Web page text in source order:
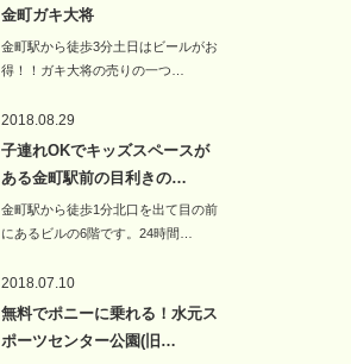
金町ガキ大将
金町駅から徒歩3分土日はビールがお
得！！ガキ大将の売りの一つ…
2018.08.29
子連れOKでキッズスペースが
ある金町駅前の目利きの…
金町駅から徒歩1分北口を出て目の前
にあるビルの6階です。24時間…
2018.07.10
無料でポニーに乗れる！水元ス
ポーツセンター公園(旧…